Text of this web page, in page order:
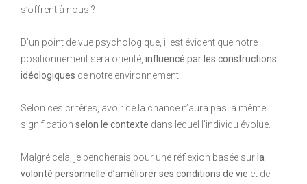
s’offrent à nous ?
D’un point de vue psychologique, il est évident que notre
positionnement sera orienté, influencé par les constructions
idéologiques de notre environnement.
Selon ces critères, avoir de la chance n’aura pas la même
signification selon le contexte dans lequel l’individu évolue.
Malgré cela, je pencherais pour une réflexion basée sur la
volonté personnelle d’améliorer ses conditions de vie et de